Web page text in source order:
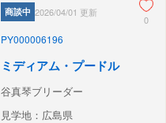
商談中 2026/04/01 更新
0
PY000006196
ミディアム・プードル
谷真琴ブリーダー
見学地：広島県